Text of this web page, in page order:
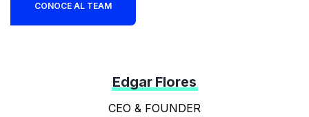
CONOCE AL TEAM
Edgar Flores
CEO & FOUNDER